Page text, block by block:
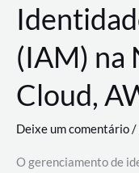
(IAM) na
Cloud,
Deixe um comentário/
O gerenciamento de